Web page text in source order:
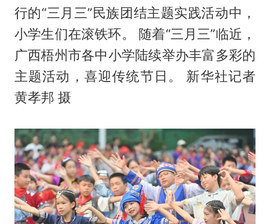
行的“三月三”民族团结主题实践活动中，
小学生们在滚铁环。 随着“三月三”临近，
广西梧州市各中小学陆续举办丰富多彩的
主题活动，喜迎传统节日。 新华社记者
黄孝邦 摄